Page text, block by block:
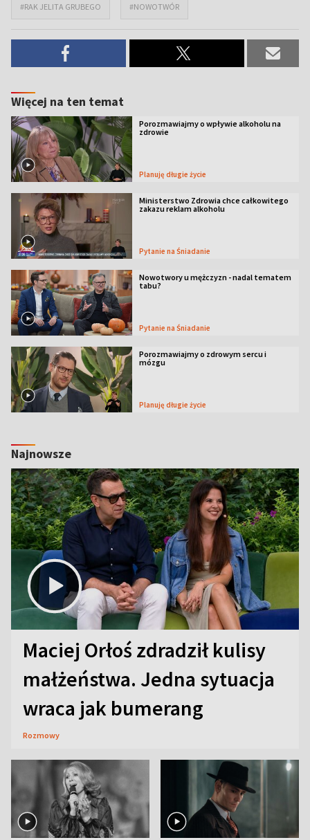
#RAK JELITA GRUBEGO #NOWOTWÓR
Więcej na ten temat
Porozmawiajmy o wpływie alkoholu na
zdrowie
Planuję długie życie
Ministerstwo Zdrowia chce całkowitego
zakazu reklam alkoholu
Pytanie na Śniadanie
Nowotwory u mężczyzn - nadal tematem
tabu?
Pytanie na Śniadanie
Porozmawiajmy o zdrowym sercu i
mózgu
Planuję długie życie
Najnowsze
Maciej Orłoś zdradził kulisy
małżeństwa. Jedna sytuacja
wraca jak bumerang
Rozmowy